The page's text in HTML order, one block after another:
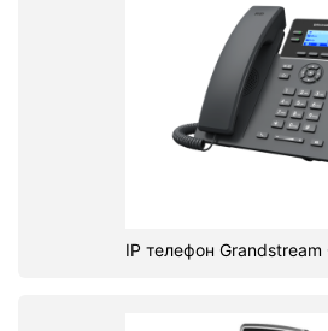
IP телефон Grandstream